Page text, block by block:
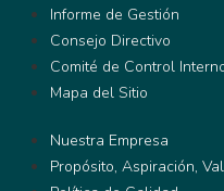
Informe de Gestión
Consejo Directivo
Comité de Control
Mapa del Sitio
Nuestra Empresa
Propósito, Aspiración,